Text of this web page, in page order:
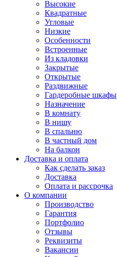
Высокие
Квадратные
Угловые
Низкие
Особенности
Встроенные
Из кладовки
Закрытые
Открытые
Раздвижные
Гардеробные шкафы
Назначение
В комнату
В нишу
В спальню
В частный дом
На балкон
Доставка и оплата
Как сделать заказ
Доставка
Оплата и рассрочка
О компании
Производство
Гарантия
Портфолио
Отзывы
Реквизиты
Вакансии